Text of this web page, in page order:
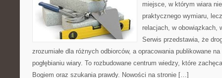
miejsce, w którym wiara
praktycznego wymiaru,
relacjach, w obowiązkach,
Serwis przedstawia, że
zrozumiałe dla różnych odbiorców, a opracowania publikowane
pogłębianiu wiary. To rozbudowane centrum wiedzy, które
Bogiem oraz szukania prawdy. Nowości na stronie […]